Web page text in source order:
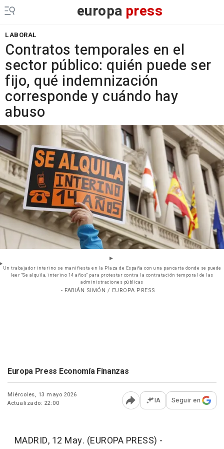
europa press
LABORAL
Contratos temporales en el
sector público: quién puede ser
fijo, qué indemnización
corresponde y cuándo hay
abuso
Un trabajador interino se manifiesta en la Plaza de España con una pancarta donde se puede
leer "Se alquila, interino 14 años" para protestar contra la contratación temporal de las
administraciones públicas
- FABIÁN SIMÓN / EUROPA PRESS
Europa Press Economía Finanzas
Miércoles, 13 mayo 2026
Actualizado: 22:00
Abrir opciones para
IA Seguir en
MADRID, 12 May. (EUROPA PRESS) -